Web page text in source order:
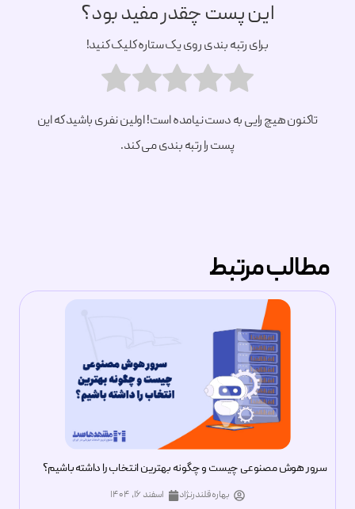
این پست چقدر مفید بود؟
برای رتبه بندی روی یک ستاره کلیک کنید!
تاکنون هیچ رایی به دست نیامده است! اولین نفری باشید که این
پست را رتبه بندی می کند.
سرور هوش مصنوعی چیست و چگونه بهترین انتخاب را داشته باشیم؟
بهاره قلندرنژاد اسفند ۱۶, ۱۴۰۴
مطالب مرتبط